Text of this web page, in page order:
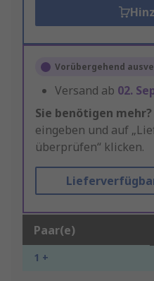
Vorübergehend
Versand ab 02.
Sie benötigen mehr?
eingeben und auf
überprüfen“ klicken.
Paar(e)
1 +